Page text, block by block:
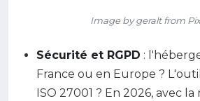
Image by geralt from
Sécurité et RGPD :
France ou en Europe ?
ISO 27001 ? En 2026, avec